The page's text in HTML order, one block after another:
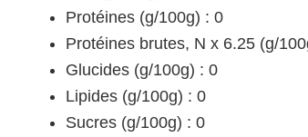
Protéines (g/100g) : 0
Protéines brutes, N x 6.25 (g/
Glucides (g/100g) : 0
Lipides (g/100g) : 0
Sucres (g/100g) : 0